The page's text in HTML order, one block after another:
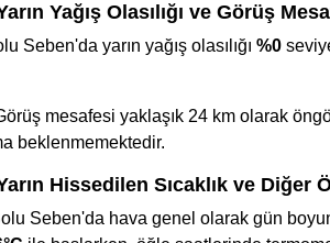
Yağış Olasılığı ve Görüş
Seben'da yarın yağış olasılığı %0
mesafesi yaklaşık 24 km olarak
beklenmemektedir.
Hissedilen Sıcaklık ve Diğer
Seben'da hava genel olarak gün